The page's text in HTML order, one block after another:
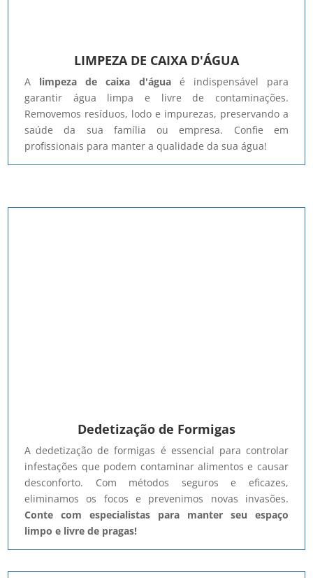
LIMPEZA DE CAIXA D'ÁGUA
A limpeza de caixa d'águaé indispensável para
garantir água limpa e livre de contaminações.
Removemos resíduos, lodo e impurezas, preservando a
saúde da sua família ou empresa. Confie em
profissionais para manter a qualidade da sua água!
Dedetização de Formigas
A dedetização de formigas é essencial para controlar
infestações que podem contaminar alimentos e causar
desconforto. Com métodos seguros e eficazes,
eliminamos os focos e prevenimos novas invasões.
Conte com especialistas para manter seu espaço
limpo e livre de pragas!